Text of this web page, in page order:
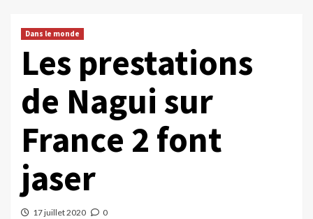
Dans le monde
Les prestations
de Nagui sur
France 2 font
jaser
17 juillet 2020 0